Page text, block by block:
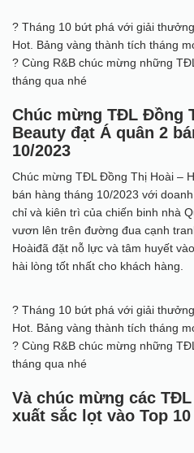
? Tháng 10 bứt phá với giải
Hot. Bảng vàng thành tích tháng
? Cùng R&B chúc mừng những
tháng qua nhé
Chúc mừng TĐL Đồng
Beauty đạt Á quân 2
10/2023
Chúc mừng TĐL Đồng Thị Hoài –
bán hàng tháng 10/2023 với
chỉ và kiên trì của chiến binh nhà
vươn lên trên đường đua cạnh
Hoàiđã đặt nỗ lực và tâm huyết
hài lòng tốt nhất cho khách hàng.
? Tháng 10 bứt phá với giải
Hot. Bảng vàng thành tích tháng
? Cùng R&B chúc mừng những
tháng qua nhé
Và chúc mừng các
xuất sắc lọt vào Top